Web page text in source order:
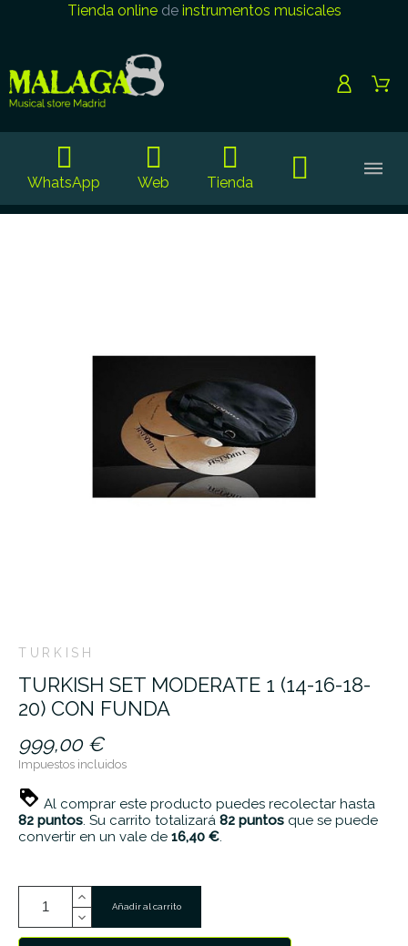
Tienda onlinede instrumentos musicales
WhatsApp Web Tienda
TURKISH
TURKISH SET MODERATE 1 (14-16-18-
20) CON FUNDA
999,00 €
Impuestos incluidos
Al comprar este producto puedes recolectar hasta
82 puntos. Su carrito totalizará 82 puntos que se puede
convertir en un vale de 16,40 €.
Añadir al carrito